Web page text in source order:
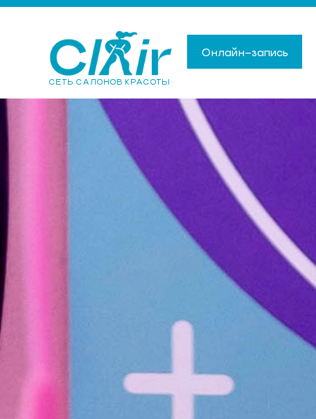
СЕТЬ САЛОНОВ КРАСОТЫ
Онлайн-запись